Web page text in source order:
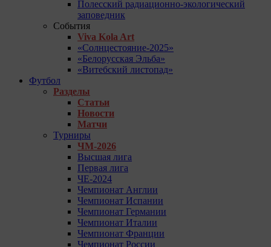
Полесский радиационно-экологический
заповедник
События
Viva Kola Art
«Солнцестояние-2025»
«Белорусская Эльба»
«Витебский листопад»
Футбол
Разделы
Статьи
Новости
Матчи
Турниры
ЧМ-2026
Высшая лига
Первая лига
ЧЕ-2024
Чемпионат Англии
Чемпионат Испании
Чемпионат Германии
Чемпионат Италии
Чемпионат Франции
Чемпионат России